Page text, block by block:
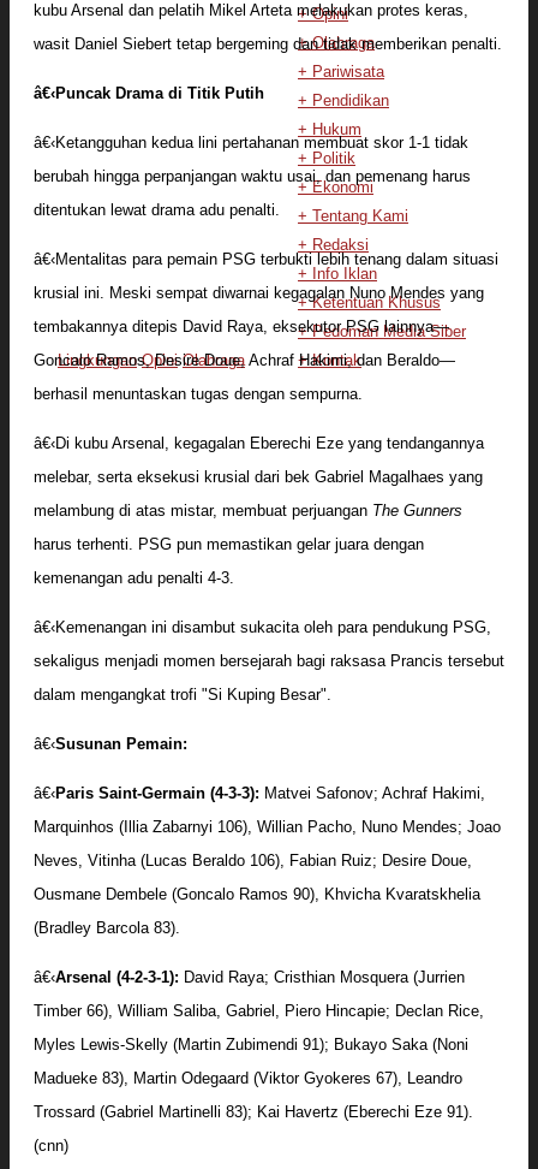
Lingkungan Opini Olahraga
+ Opini
+ Olahraga
+ Pariwisata
+ Pendidikan
+ Hukum
+ Politik
+ Ekonomi
+ Tentang Kami
+ Redaksi
+ Info Iklan
+ Ketentuan Khusus
+ Pedoman Media Siber
+ Kontak
kubu Arsenal dan pelatih Mikel Arteta melakukan protes keras,
wasit Daniel Siebert tetap bergeming dan tidak memberikan penalti.
â€‹Puncak Drama di Titik Putih
â€‹Ketangguhan kedua lini pertahanan membuat skor 1-1 tidak
berubah hingga perpanjangan waktu usai, dan pemenang harus
ditentukan lewat drama adu penalti.
â€‹Mentalitas para pemain PSG terbukti lebih tenang dalam situasi
krusial ini. Meski sempat diwarnai kegagalan Nuno Mendes yang
tembakannya ditepis David Raya, eksekutor PSG lainnya—
Goncalo Ramos, Desire Doue, Achraf Hakimi, dan Beraldo—
berhasil menuntaskan tugas dengan sempurna.
â€‹Di kubu Arsenal, kegagalan Eberechi Eze yang tendangannya
melebar, serta eksekusi krusial dari bek Gabriel Magalhaes yang
melambung di atas mistar, membuat perjuangan The Gunners
harus terhenti. PSG pun memastikan gelar juara dengan
kemenangan adu penalti 4-3.
â€‹Kemenangan ini disambut sukacita oleh para pendukung PSG,
sekaligus menjadi momen bersejarah bagi raksasa Prancis tersebut
dalam mengangkat trofi "Si Kuping Besar".
â€‹Susunan Pemain:
â€‹Paris Saint-Germain (4-3-3): Matvei Safonov; Achraf Hakimi,
Marquinhos (Illia Zabarnyi 106), Willian Pacho, Nuno Mendes; Joao
Neves, Vitinha (Lucas Beraldo 106), Fabian Ruiz; Desire Doue,
Ousmane Dembele (Goncalo Ramos 90), Khvicha Kvaratskhelia
(Bradley Barcola 83).
â€‹Arsenal (4-2-3-1): David Raya; Cristhian Mosquera (Jurrien
Timber 66), William Saliba, Gabriel, Piero Hincapie; Declan Rice,
Myles Lewis-Skelly (Martin Zubimendi 91); Bukayo Saka (Noni
Madueke 83), Martin Odegaard (Viktor Gyokeres 67), Leandro
Trossard (Gabriel Martinelli 83); Kai Havertz (Eberechi Eze 91).
(cnn)